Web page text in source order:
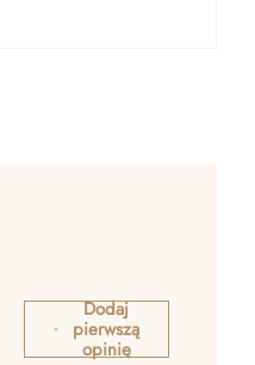
Dodaj
pierwszą
opinię